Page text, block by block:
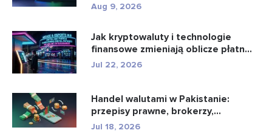
Aug 9, 2026
Jak kryptowaluty i technologie
finansowe zmieniają oblicze płatn...
Jul 22, 2026
Handel walutami w Pakistanie:
przepisy prawne, brokerzy,
aplikacje...
Jul 18, 2026